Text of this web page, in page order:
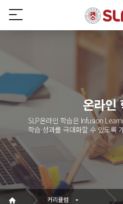
온라인
SLP온라인 학습은 Infusion
학습 성과를 극대화할 수 있도록
커리큘럼